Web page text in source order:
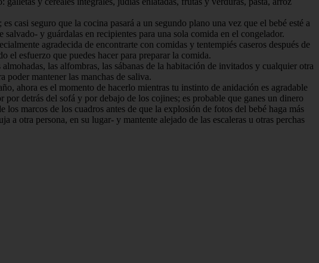
casi seguro que la cocina pasará a un segundo plano una vez que el bebé esté a
y guárdalas en recipientes para una sola comida en el congelador.
agradecida de encontrarte con comidas y tentempiés caseros después de
el esfuerzo que puedes hacer para preparar la comida.
las alfombras, las sábanas de la habitación de invitados y cualquier otra
poder mantener las manchas de saliva.
ahora es el momento de hacerlo mientras tu instinto de anidación es agradable
detrás del sofá y por debajo de los cojines; es probable que ganes un dinero
marcos de los cuadros antes de que la explosión de fotos del bebé haga más
a otra persona, en su lugar- y mantente alejado de las escaleras u otras perchas